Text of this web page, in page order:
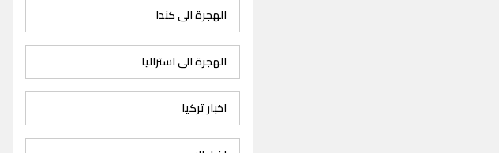
الهجرة الى كندا
الهجرة الى استراليا
اخبار تركيا